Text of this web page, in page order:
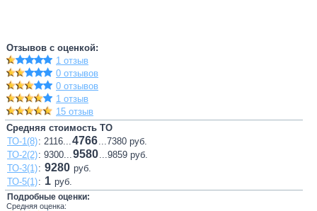
Отзывов с оценкой:
1 отзыв
0 отзывов
0 отзывов
1 отзыв
15 отзыв
Средняя стоимость ТО
ТО-1(8): 2116...4766...7380 руб.
ТО-2(2): 9300...9580...9859 руб.
ТО-3(1): 9280 руб.
ТО-5(1): 1 руб.
Подробные оценки:
Средняя оценка: